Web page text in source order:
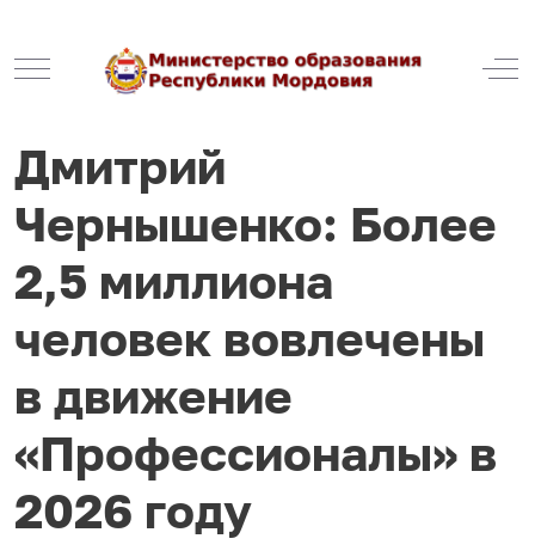
Mobile Menu Toggle
Дмитрий
Чернышенко: Более
2,5 миллиона
человек вовлечены
в движение
«Профессионалы» в
2026 году